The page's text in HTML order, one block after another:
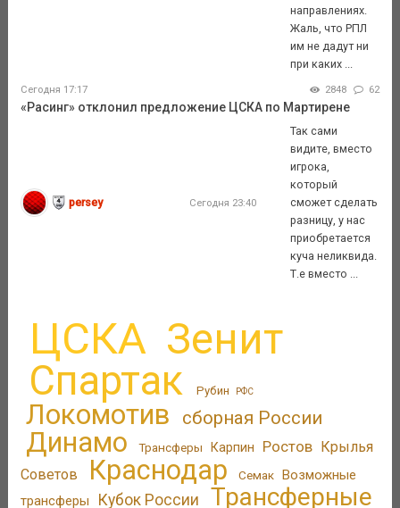
направлениях.
Жаль, что РПЛ
им не дадут ни
при каких ...
Сегодня 17:17 2848 62
«Расинг» отклонил предложение ЦСКА по Мартирене
persey Сегодня 23:40
Так сами
видите, вместо
игрока,
который
сможет сделать
разницу, у нас
приобретается
куча неликвида.
Т.е вместо ...
ЦСКА Зенит
Спартак Рубин РФС
Локомотив сборная России
Динамо Трансферы Карпин Ростов Крылья
Советов
Краснодар Семак Возможные
трансферы
Кубок России
Трансферные